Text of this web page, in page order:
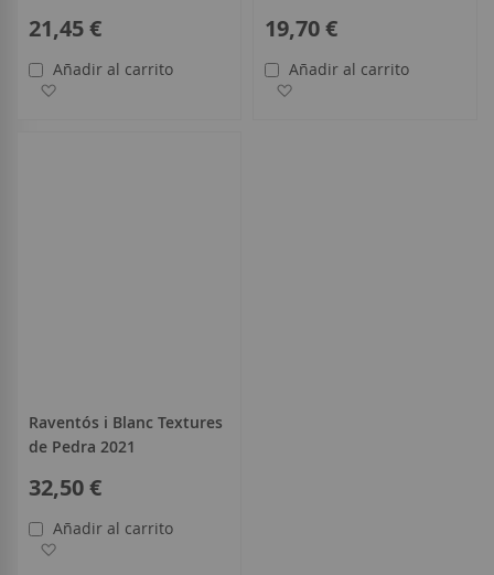
21,45 €
Añadir al carrito
19,70 €
Añadir al carrito
Raventós i Blanc Textures
de Pedra 2021
32,50 €
Añadir al carrito